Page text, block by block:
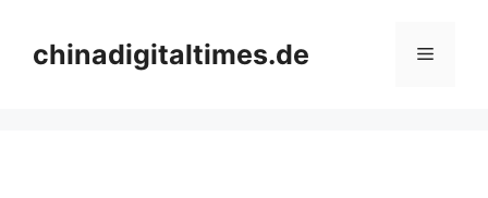
contentchinadigitaltimes.de Menu